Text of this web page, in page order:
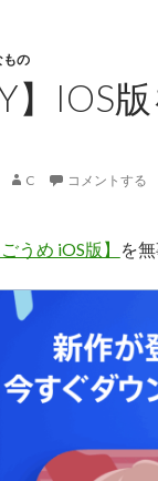
もの
】IOS
C コメントする
うめ iOS版】 を